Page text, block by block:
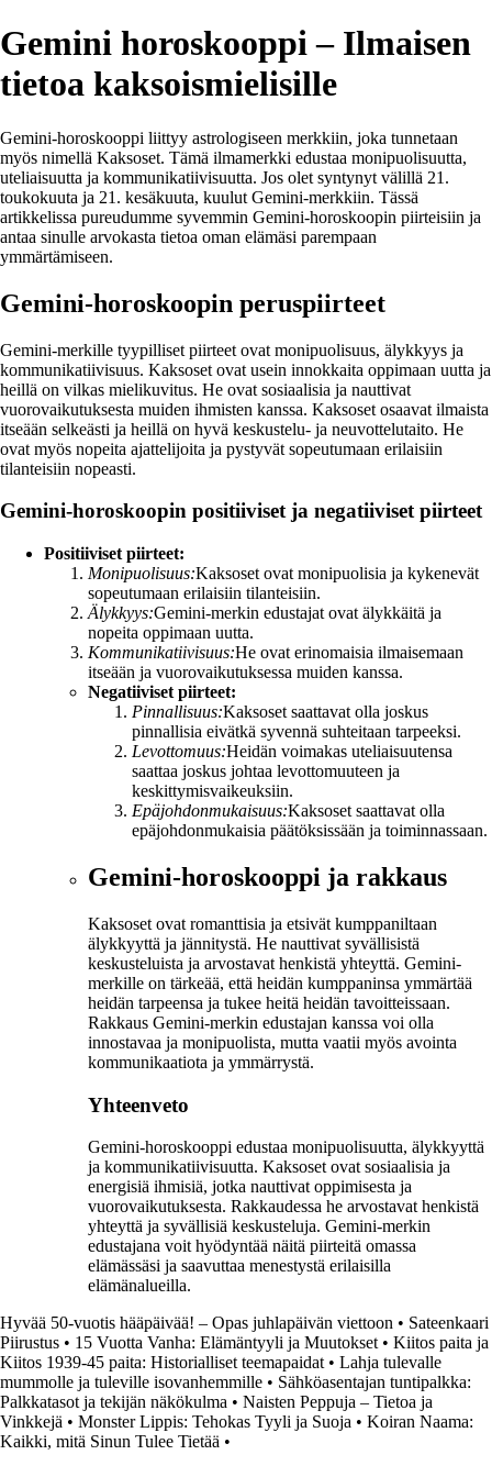
Gemini horoskooppi – Ilmaisen
tietoa kaksoismielisille
Gemini-horoskooppi liittyy astrologiseen merkkiin, joka tunnetaan
myös nimellä Kaksoset. Tämä ilmamerkki edustaa monipuolisuutta,
uteliaisuutta ja kommunikatiivisuutta. Jos olet syntynyt välillä 21.
toukokuuta ja 21. kesäkuuta, kuulut Gemini-merkkiin. Tässä
artikkelissa pureudumme syvemmin Gemini-horoskoopin piirteisiin ja
antaa sinulle arvokasta tietoa oman elämäsi parempaan
ymmärtämiseen.
Gemini-horoskoopin peruspiirteet
Gemini-merkille tyypilliset piirteet ovat monipuolisuus, älykkyys ja
kommunikatiivisuus. Kaksoset ovat usein innokkaita oppimaan uutta ja
heillä on vilkas mielikuvitus. He ovat sosiaalisia ja nauttivat
vuorovaikutuksesta muiden ihmisten kanssa. Kaksoset osaavat ilmaista
itseään selkeästi ja heillä on hyvä keskustelu- ja neuvottelutaito. He
ovat myös nopeita ajattelijoita ja pystyvät sopeutumaan erilaisiin
tilanteisiin nopeasti.
Gemini-horoskoopin positiiviset ja negatiiviset piirteet
Positiiviset piirteet:
Monipuolisuus:Kaksoset ovat monipuolisia ja kykenevät
sopeutumaan erilaisiin tilanteisiin.
Älykkyys:Gemini-merkin edustajat ovat älykkäitä ja
nopeita oppimaan uutta.
Kommunikatiivisuus:He ovat erinomaisia ilmaisemaan
itseään ja vuorovaikutuksessa muiden kanssa.
Negatiiviset piirteet:
Pinnallisuus:Kaksoset saattavat olla joskus
pinnallisia eivätkä syvennä suhteitaan tarpeeksi.
Levottomuus:Heidän voimakas uteliaisuutensa
saattaa joskus johtaa levottomuuteen ja
keskittymisvaikeuksiin.
Epäjohdonmukaisuus:Kaksoset saattavat olla
epäjohdonmukaisia päätöksissään ja toiminnassaan.
Gemini-horoskooppi ja rakkaus
Kaksoset ovat romanttisia ja etsivät kumppaniltaan
älykkyyttä ja jännitystä. He nauttivat syvällisistä
keskusteluista ja arvostavat henkistä yhteyttä. Gemini-
merkille on tärkeää, että heidän kumppaninsa ymmärtää
heidän tarpeensa ja tukee heitä heidän tavoitteissaan.
Rakkaus Gemini-merkin edustajan kanssa voi olla
innostavaa ja monipuolista, mutta vaatii myös avointa
kommunikaatiota ja ymmärrystä.
Yhteenveto
Gemini-horoskooppi edustaa monipuolisuutta, älykkyyttä
ja kommunikatiivisuutta. Kaksoset ovat sosiaalisia ja
energisiä ihmisiä, jotka nauttivat oppimisesta ja
vuorovaikutuksesta. Rakkaudessa he arvostavat henkistä
yhteyttä ja syvällisiä keskusteluja. Gemini-merkin
edustajana voit hyödyntää näitä piirteitä omassa
elämässäsi ja saavuttaa menestystä erilaisilla
elämänalueilla.
Hyvää 50-vuotis hääpäivää! – Opas juhlapäivän viettoon • Sateenkaari
Piirustus • 15 Vuotta Vanha: Elämäntyyli ja Muutokset • Kiitos paita ja
Kiitos 1939-45 paita: Historialliset teemapaidat • Lahja tulevalle
mummolle ja tuleville isovanhemmille • Sähköasentajan tuntipalkka:
Palkkatasot ja tekijän näkökulma • Naisten Peppuja – Tietoa ja
Vinkkejä • Monster Lippis: Tehokas Tyyli ja Suoja • Koiran Naama:
Kaikki, mitä Sinun Tulee Tietää •